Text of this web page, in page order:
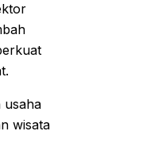
usaha
wisata